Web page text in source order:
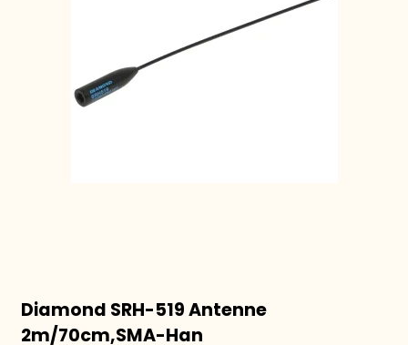
Diamond SRH-519 Antenne
2m/70cm,SMA-Han